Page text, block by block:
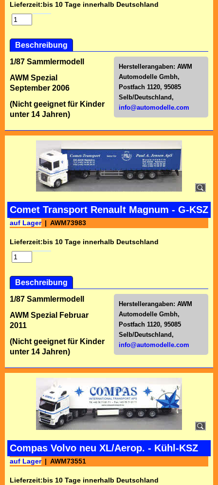
Lieferzeit:bis 10 Tage innerhalb Deutschland
Beschreibung
Herstellerangaben: AWM
Automodelle Gmbh,
Postfach 1120, 95085
Selb/Deutschl and,
info@automodelle.com
1/87 Sammlermodell
AWM Spezial
September 2006
(Nicht geeignet für Kinder
unter 14 Jahren)
Comet Transport Renault Magnum - G-KSZ
auf Lager AWM73983
Lieferzeit:bis 10 Tage innerhalb Deutschland
Beschreibung
Herstellerangaben: AWM
Automodelle Gmbh,
Postfach 1120, 95085
Selb/Deutschl and,
info@automodelle.com
1/87 Sammlermodell
AWM Spezial Februar
2011
(Nicht geeignet für Kinder
unter 14 Jahren)
Compas Volvo neu XL/Aerop. - Kühl-KSZ
auf Lager AWM73551
Lieferzeit:bis 10 Tage innerhalb Deutschland